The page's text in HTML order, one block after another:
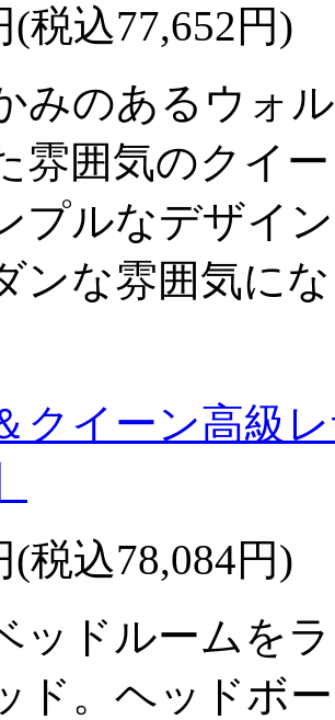
(税込77,652円)
みのあるウォ
雰囲気のクイ
プルなデザイ
ンな雰囲気に
クイーン高級
(税込78,084円)
ッドルームを
ド。ヘッドボ